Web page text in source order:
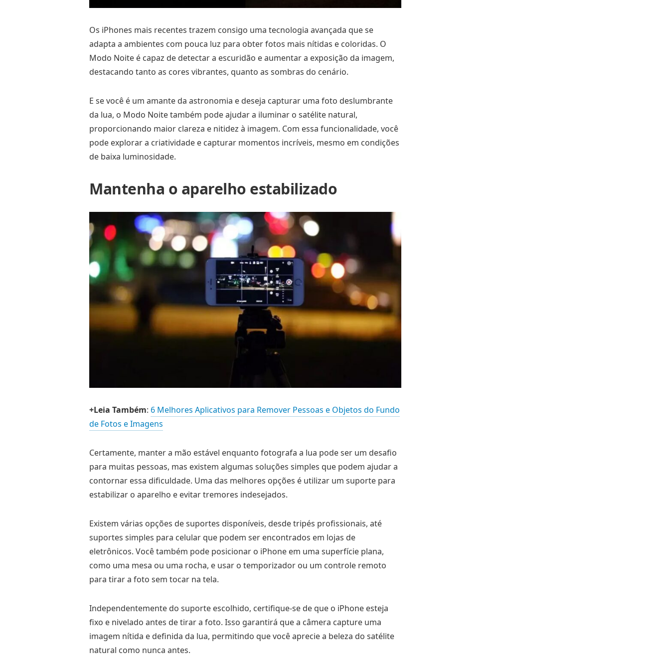
Os iPhones mais recentes trazem consigo uma tecnologia avançada que se
adapta a ambientes com pouca luz para obter fotos mais nítidas e coloridas. O
Modo Noite é capaz de detectar a escuridão e aumentar a exposição da imagem,
destacando tanto as cores vibrantes, quanto as sombras do cenário.
E se você é um amante da astronomia e deseja capturar uma foto deslumbrante
da lua, o Modo Noite também pode ajudar a iluminar o satélite natural,
proporcionando maior clareza e nitidez à imagem. Com essa funcionalidade, você
pode explorar a criatividade e capturar momentos incríveis, mesmo em condições
de baixa luminosidade.
Mantenha o aparelho estabilizado
+Leia Também: 6 Melhores Aplicativos para Remover Pessoas e Objetos do Fundo
de Fotos e Imagens
Certamente, manter a mão estável enquanto fotografa a lua pode ser um desafio
para muitas pessoas, mas existem algumas soluções simples que podem ajudar a
contornar essa dificuldade. Uma das melhores opções é utilizar um suporte para
estabilizar o aparelho e evitar tremores indesejados.
Existem várias opções de suportes disponíveis, desde tripés profissionais, até
suportes simples para celular que podem ser encontrados em lojas de
eletrônicos. Você também pode posicionar o iPhone em uma superfície plana,
como uma mesa ou uma rocha, e usar o temporizador ou um controle remoto
para tirar a foto sem tocar na tela.
Independentemente do suporte escolhido, certifique-se de que o iPhone esteja
fixo e nivelado antes de tirar a foto. Isso garantirá que a câmera capture uma
imagem nítida e definida da lua, permitindo que você aprecie a beleza do satélite
natural como nunca antes.